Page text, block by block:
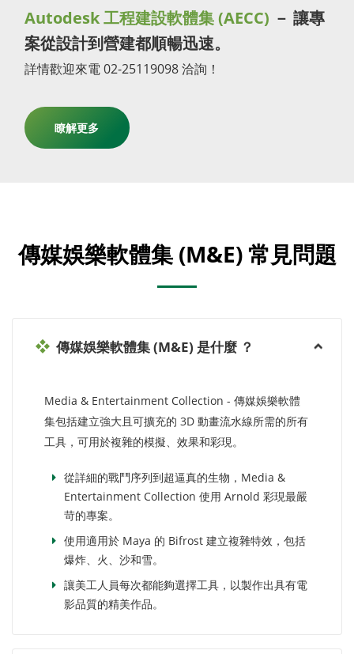
Autodesk 工程建設軟體集 (AECC) － 讓專
案從設計到營建都順暢迅速。
詳情歡迎來電 02-25119098 洽詢！
瞭解更多
傳媒娛樂軟體集 (M&E) 常見問題
傳媒娛樂軟體集 (M&E) 是什麼 ？
Media & Entertainment Collection - 傳媒娛樂軟體
集包括建立強大且可擴充的 3D 動畫流水線所需的所有
工具，可用於複雜的模擬、效果和彩現。
從詳細的戰鬥序列到超逼真的生物，Media &
Entertainment Collection 使用 Arnold 彩現最嚴
苛的專案。
使用適用於 Maya 的 Bifrost 建立複雜特效，包括
爆炸、火、沙和雪。
讓美工人員每次都能夠選擇工具，以製作出具有電
影品質的精美作品。